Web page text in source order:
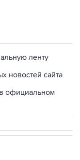
новостей сайта
официальном